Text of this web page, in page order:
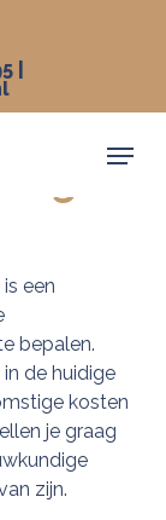
|
Menu
een
bepalen.
de huidige
kosten
je graag
zijn.